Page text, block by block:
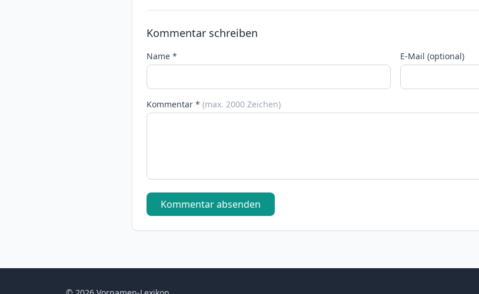
Kommentar schreiben
Name * E-Mail (optional)
Kommentar * (max. 2000 Zeichen)
Kommentar absenden